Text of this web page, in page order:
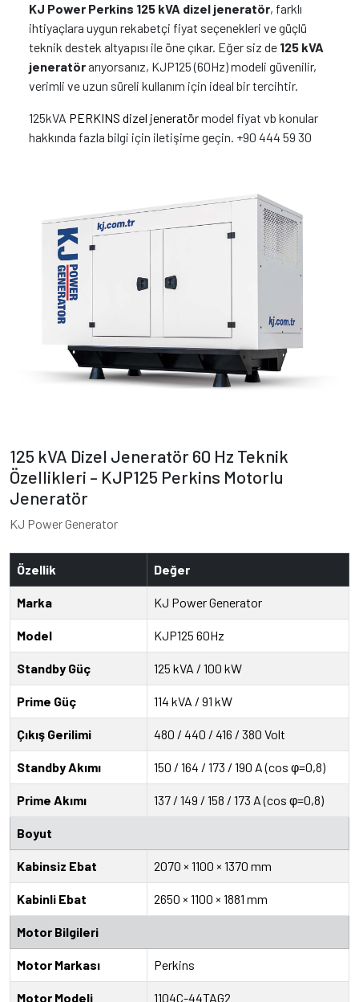
KJ Power Perkins 125 kVA dizel jeneratör, farklı
ihtiyaçlara uygun rekabetçi fiyat seçenekleri ve güçlü
teknik destek altyapısı ile öne çıkar. Eğer siz de 125 kVA
jeneratörarıyorsanız, KJP125 (60Hz) modeli güvenilir,
verimli ve uzun süreli kullanım için ideal bir tercihtir.
125kVA PERKINS dizel jeneratörmodel fiyat vb konular
hakkında fazla bilgi için iletişime geçin. +90 444 59 30
125 kVA Dizel Jeneratör 60 Hz Teknik
Özellikleri – KJP125 Perkins Motorlu
Jeneratör
KJ Power Generator
Özellik Değer
Marka KJ Power Generator
Model KJP125 60Hz
Standby Güç 125 kVA / 100 kW
Prime Güç 114 kVA / 91 kW
Çıkış Gerilimi 480 / 440 / 416 / 380 Volt
Standby Akımı 150 / 164 / 173 / 190 A (cos φ=0,8)
Prime Akımı 137 / 149 / 158 / 173 A (cos φ=0,8)
Boyut
Kabinsiz Ebat 2070 × 1100 × 1370 mm
Kabinli Ebat 2650 × 1100 × 1881 mm
Motor Bilgileri
Motor Markası Perkins
Motor Modeli 1104C-44TAG2